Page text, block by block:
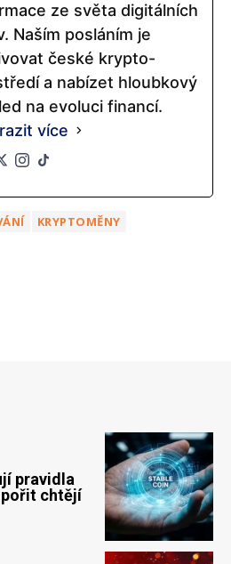
ze světa digitálních
Naším posláním je
české krypto-
a nabízet hloubkový
na evoluci financí.
více
KRYPTOMĚNY
pravidla
chtějí